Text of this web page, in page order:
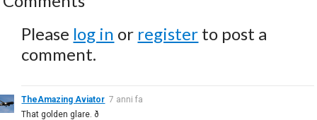
Please log in or register to post a
comment.
TheAmazing Aviator 7 anni fa
That golden glare. ð